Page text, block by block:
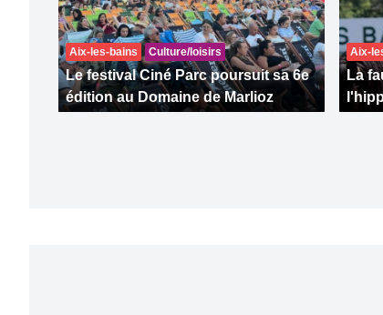
Aix-les-bains Culture/loisirs
Le festival Ciné Parc poursuit sa 6e
édition au Domaine de Marlioz
Aix-
La